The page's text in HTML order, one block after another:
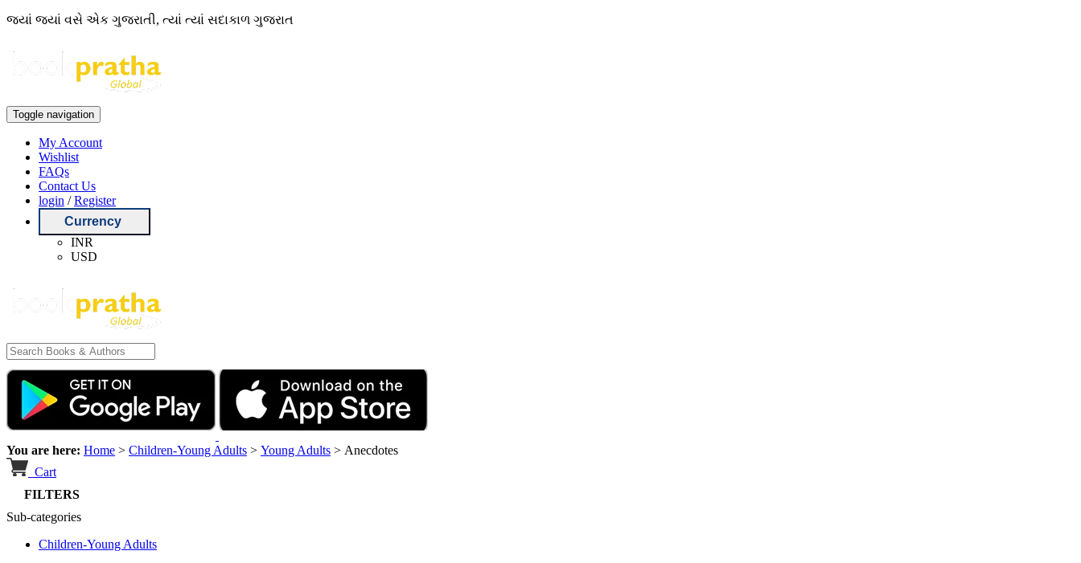
જ્યાં જ્યાં વસે એક ગુજરાતી, ત્યાં ત્યાં સદાકાળ ગુજરાત
Toggle navigation
My Account
Wishlist
FAQs
Contact Us
login /Register
Currency
INR
USD
You are here: Home > Children-Young Adults > Young Adults > Anecdotes
Cart
FILTERS
Sub-categories
Children-Young Adults